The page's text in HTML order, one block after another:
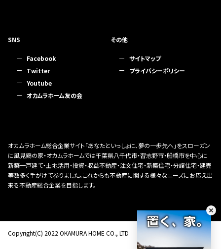
SNS
Facebook
Twitter
Youtube
オカムラホーム友の会
その他
サイトマップ
プライバシーポリシー
オカムラホーム総合企業サイト「あなたといっしょに、夢の一歩先へ」をスローガン
に風見鶏の家・オカムラホームでは千葉県八千代市・習志野市・船橋市を中心に
新築一戸建て・土地活用・投資・収益不動産・注文住宅・新築住宅・分譲住宅・建売
等数多く手がけて参りました。これからも不動産に関する様々なニーズにお応え出
来る不動産総合企業を目指します。
Copyright(C) 2022 OKAMURA HOME CO., LTD